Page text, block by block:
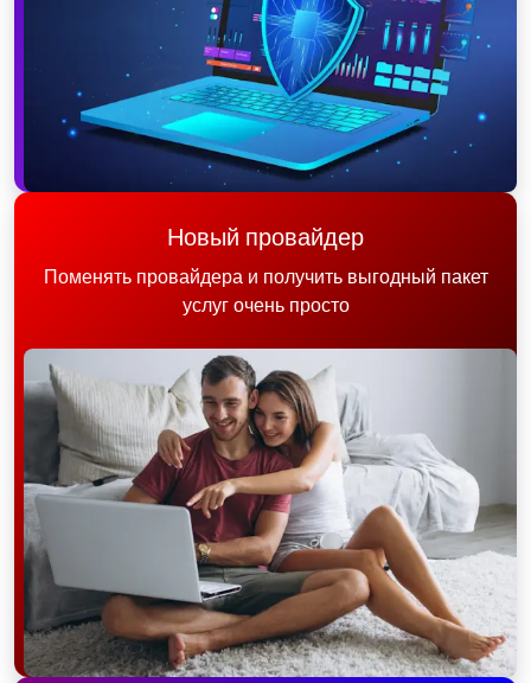
Новый провайдер
Поменять провайдера и получить выгодный пакет
услуг очень просто